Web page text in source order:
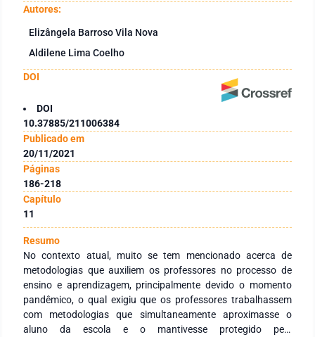
Autores:
Elizângela Barroso Vila Nova
Aldilene Lima Coelho
DOI
DOI
10.37885/211006384
Publicado em
20/11/2021
Páginas
186-218
Capítulo
11
Resumo
No contexto atual, muito se tem mencionado acerca de
metodologias que auxiliem os professores no processo de
ensino e aprendizagem, principalmente devido o momento
pandêmico, o qual exigiu que os professores trabalhassem
com metodologias que simultaneamente aproximasse o
aluno da escola e o mantivesse protegido pelo